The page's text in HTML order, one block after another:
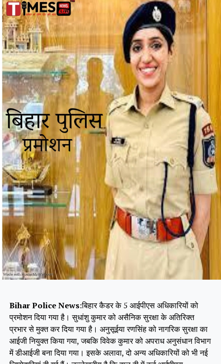
Bihar Police News:बिहार कैडर के 5 आईपीएस अधिकारियों को
प्रमोशन दिया गया है। सुधांशु कुमार को असैनिक सुरक्षा के अतिरिक्त
प्रभार से मुक्त कर दिया गया है। अनुसूईया रणसिंह को नागरिक सुरक्षा का
आईजी नियुक्त किया गया, जबकि विवेक कुमार को अपराध अनुसंधान विभाग
में डीआईजी बना दिया गया। इसके अलावा, दो अन्य अधिकारियों को भी नई